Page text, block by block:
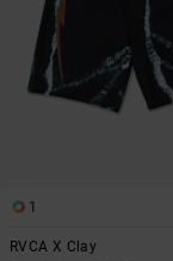
1
RVCA X Clay